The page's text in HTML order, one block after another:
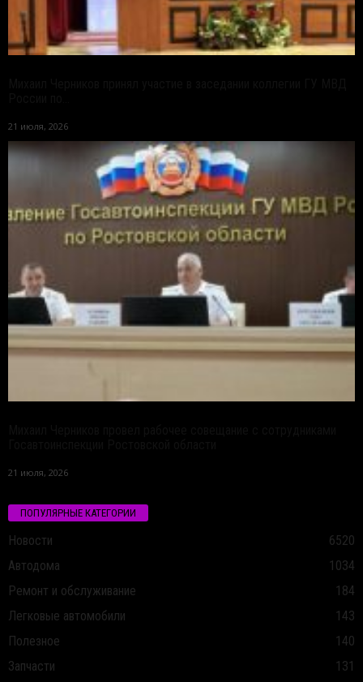
21 июля, 2026
21 июля, 2026
ПОПУЛЯРНЫЕ КАТЕГОРИИ
Новости
6520
Автодома
1034
Ремонт и обслуживание
184
Легковые автомобили
143
Полезное
140
Запчасти
131